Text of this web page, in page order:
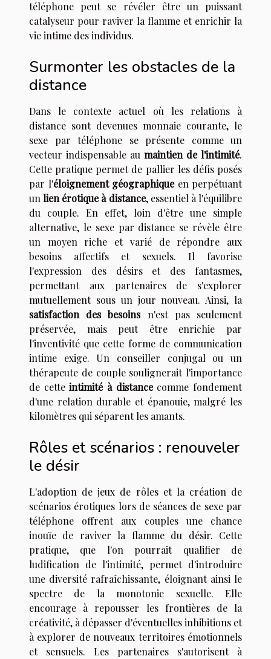
téléphone peut se révéler être un puissant
catalyseur pour raviver la flamme et enrichir la
vie intime des individus.
Surmonter les obstacles de la
distance
Dans le contexte actuel où les relations à
distance sont devenues monnaie courante, le
sexe par téléphone se présente comme un
vecteur indispensable au maintien de l'intimité.
Cette pratique permet de pallier les défis posés
par l'éloignement géographiqueen perpétuant
unlien érotique à distance, essentiel à l'équilibre
du couple. En effet, loin d'être une simple
alternative, le sexe par distance se révèle être
un moyen riche et varié de répondre aux
besoins affectifs et sexuels. Il favorise
l'expression des désirs et des fantasmes,
permettant aux partenaires de s'explorer
mutuellement sous un jour nouveau. Ainsi, la
satisfaction des besoinsn'est pas seulement
préservée, mais peut être enrichie par
l'inventivité que cette forme de communication
intime exige. Un conseiller conjugal ou un
thérapeute de couple soulignerait l'importance
de cetteintimité à distancecomme fondement
d'une relation durable et épanouie, malgré les
kilomètres qui séparent les amants.
Rôles et scénarios : renouveler
le désir
L'adoption de jeux de rôles et la création de
scénarios érotiques lors de séances de sexe par
téléphone offrent aux couples une chance
inouïe de raviver la flamme du désir. Cette
pratique, que l'on pourrait qualifier de
ludification de l'intimité, permet d'introduire
une diversité rafraîchissante, éloignant ainsi le
spectre de la monotonie sexuelle. Elle
encourage à repousser les frontières de la
créativité, à dépasser d'éventuelles inhibitions et
à explorer de nouveaux territoires émotionnels
et sensuels. Les partenaires s'autorisent à